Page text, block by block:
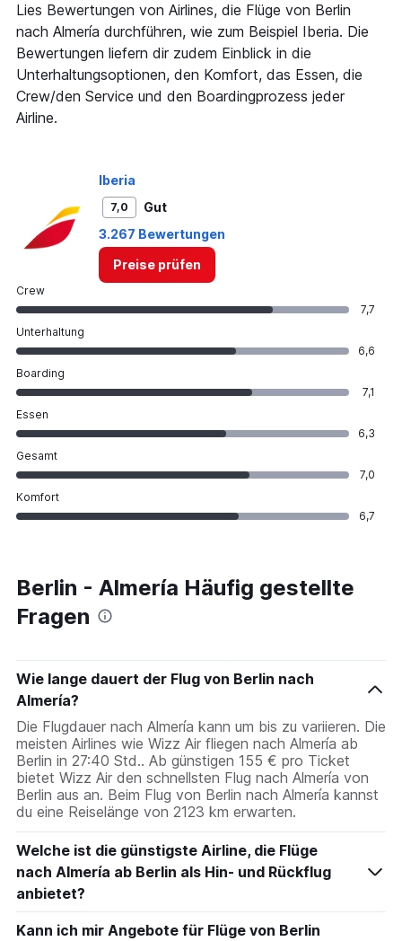
1
Y
displaying
values.
Range:
0
to
Lies Bewertungen von Airlines, die Flüge von Berlin
nach Almería durchführen, wie zum Beispiel Iberia. Die
Bewertungen liefern dir zudem Einblick in die
Unterhaltungsoptionen, den Komfort, das Essen, die
Crew/den Service und den Boardingprozess jeder
Airline.
Iberia
7,0
Gut
3.267 Bewertungen
Preise prüfen
Crew
7,7
Unterhaltung
6,6
Boarding
7,1
Essen
6,3
Gesamt
7,0
Komfort
6,7
Berlin - Almería Häufig gestellte
Fragen
Wie lange dauert der Flug von Berlin nach
Almería?
Die Flugdauer nach Almería kann um bis zu variieren. Die
meisten Airlines wie Wizz Air fliegen nach Almería ab
Berlin in 27:40 Std.. Ab günstigen 155 € pro Ticket
bietet Wizz Air den schnellsten Flug nach Almería von
Berlin aus an. Beim Flug von Berlin nach Almería kannst
du eine Reiselänge von 2123 km erwarten.
Welche ist die günstigste Airline, die Flüge
nach Almería ab Berlin als Hin- und Rückflug
anbietet?
Kann ich mir Angebote für Flüge von Berlin